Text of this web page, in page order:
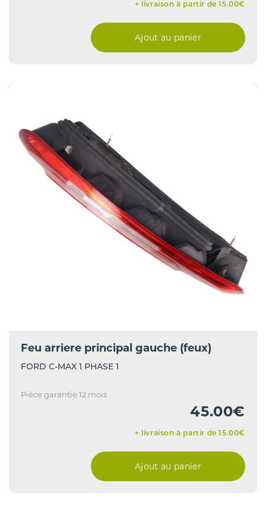
+ livraison à partir de 15.00€
Ajout au panier
Feu arriere principal gauche (feux)
FORD C-MAX 1 PHASE 1
Pièce garantie 12 mois
45.00€
+ livraison à partir de 15.00€
Ajout au panier